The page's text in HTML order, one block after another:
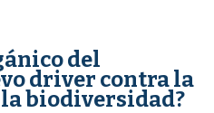
del
driver contra la
biodiversidad?